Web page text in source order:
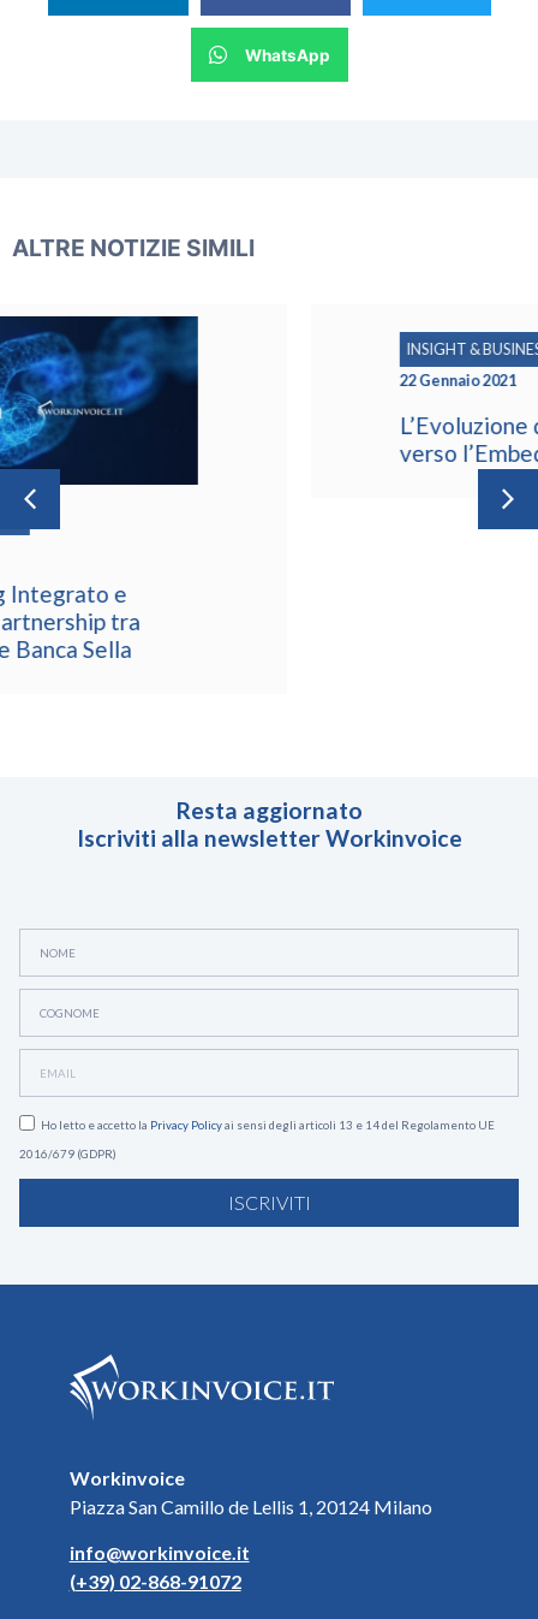
WhatsApp
ALTRE NOTIZIE SIMILI
INSIGHT & BUSINESS TIPS
22 Gennaio 2021
L’Evoluzione del FinTech Italiano
Resta aggiornato
Iscriviti alla newsletter Workinvoice
Ho letto e accetto la Privacy Policyai sensi degli articoli 13 e 14 del Regolamento UE
2016/679 (GDPR)
ISCRIVITI
Workinvoice
Piazza San Camillo de Lellis 1, 20124 Milano
info@workinvoice.it
(+39) 02-868-91072